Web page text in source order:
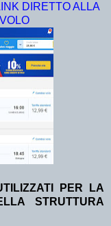
DIRETTO ALLA
PER LA
STRUTTURA